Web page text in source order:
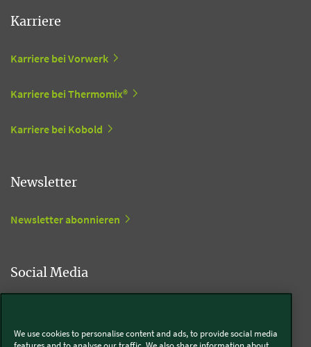
Karriere
Karriere bei Vorwerk
Karriere bei Thermomix®
Karriere bei Kobold
Newsletter
Newsletter abonnieren
Social Media
We use cookies to personalise content and ads, to provide social media